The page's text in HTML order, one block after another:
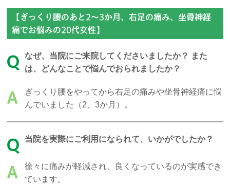
【ぎっくり腰のあと2～3か月、右足の痛み、坐骨神経
痛でお悩みの20代女性】
Q
なぜ、当院にご来院してくださいましたか？ また
は、どんなことで悩んでおられましたか？
A
ぎっくり腰をやってから右足の痛みや坐骨神経痛に悩
んでいました（2、3か月）。
Q 当院を実際にご利用になられて、いかがでしたか？
A
徐々に痛みが軽減され、良くなっているのが実感でき
ています。